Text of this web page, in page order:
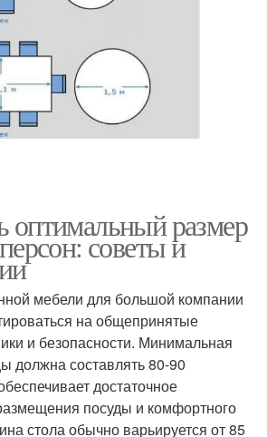
оптимальный размер
советы и
мебели для большой компании
на общепринятые
и безопасности. Минимальная
должна составлять 80-90
достаточное
посуды и комфортного
стола обычно варьируется от 85